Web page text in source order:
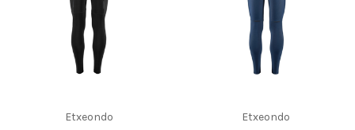
Etxeondo Etxeondo